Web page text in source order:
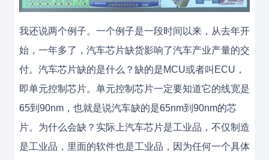
我还说两个例子。一个例子是一段时间以来，从去年开
始，一年多了，汽车芯片缺货影响了汽车产业产量的交
付。汽车芯片缺的是什么？缺的是MCU或者叫ECU，
即单元控制芯片。单元控制芯片一定要知道它的线宽是
65到90nm，也就是说汽车缺的是65nm到90nm的芯
片。为什么会缺？实际上汽车芯片是工业品，不仅制造
是工业品，里面的软件也是工业品，因为任何一个具体